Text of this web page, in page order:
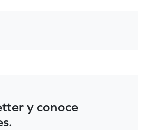
y conoce